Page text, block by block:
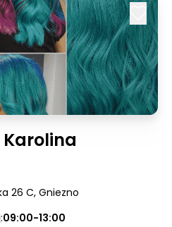
26 C, Gniezno
09:00-13:00